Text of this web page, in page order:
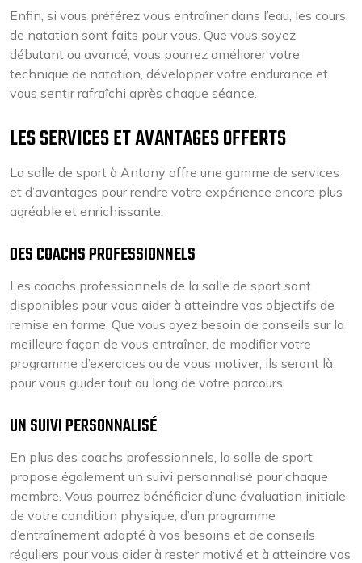
Enfin, si vous préférez vous entraîner dans l’eau, les cours
de natation sont faits pour vous. Que vous soyez
débutant ou avancé, vous pourrez améliorer votre
technique de natation, développer votre endurance et
vous sentir rafraîchi après chaque séance.
LES SERVICES ET AVANTAGES OFFERTS
La salle de sport à Antony offre une gamme de services
et d’avantages pour rendre votre expérience encore plus
agréable et enrichissante.
DES COACHS PROFESSIONNELS
Les coachs professionnels de la salle de sport sont
disponibles pour vous aider à atteindre vos objectifs de
remise en forme. Que vous ayez besoin de conseils sur la
meilleure façon de vous entraîner, de modifier votre
programme d’exercices ou de vous motiver, ils seront là
pour vous guider tout au long de votre parcours.
UN SUIVI PERSONNALISÉ
En plus des coachs professionnels, la salle de sport
propose également un suivi personnalisé pour chaque
membre. Vous pourrez bénéficier d’une évaluation initiale
de votre condition physique, d’un programme
d’entraînement adapté à vos besoins et de conseils
réguliers pour vous aider à rester motivé et à atteindre vos